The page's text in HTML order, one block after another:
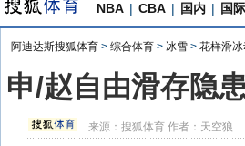
NBA | CBA | 国内 | 国际
阿迪达斯搜狐体育 > 综合体育 > 冰雪 > 花样滑
申/赵自由滑存隐
来源：搜狐体育 作者：天空狼